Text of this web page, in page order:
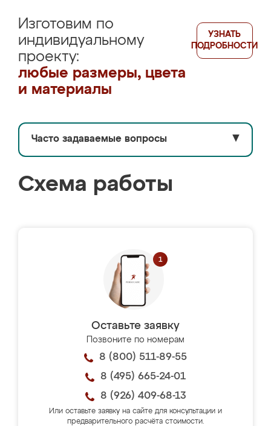
Изготовим по
индивидуальному
проекту:
любые размеры, цвета
и материалы
УЗНАТЬ
ПОДРОБНОСТИ
Часто задаваемые вопросы ▼
Схема работы
Оставьте заявку
Позвоните по номерам
8 (800) 511-89-55
8 (495) 665-24-01
8 (926) 409-68-13
Или оставьте заявку на сайте для консультации и
предварительного расчёта стоимости.